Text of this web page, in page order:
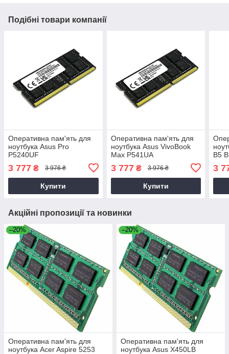
Подібні товари компанії
Оперативна пам'ять для
ноутбука Asus Pro
P5240UF
3 777 ₴ 3 976 ₴
Купити
Оперативна пам'ять для
ноутбука Asus VivoBook
Max P541UA
3 777₴ 3 976 ₴
Купити
B5
3
Акційні пропозиції та новинки
–20%
Оперативна пам'ять для
ноутбука Acer Aspire 5253
–20%
Оперативна пам'ять для
ноутбука Asus X450LB